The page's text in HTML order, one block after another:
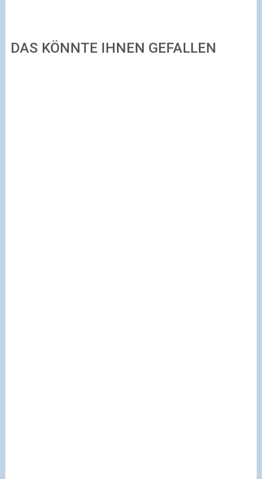
DAS KÖNNTE IHNEN GEFALLEN